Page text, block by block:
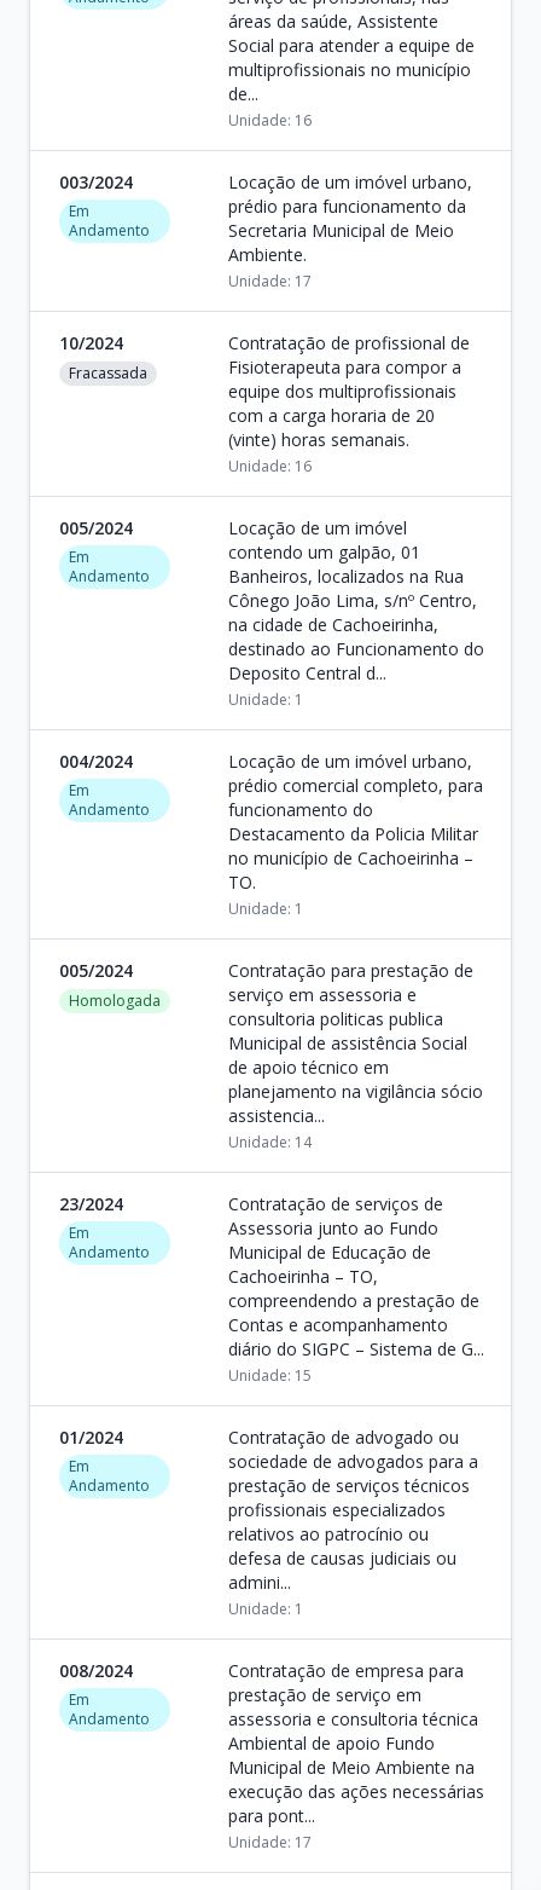
áreas da saúde, Assistente
Social para atender a equipe de
multiprofissionais no município
de...
Unidade: 16
003/2024
Em
Andamento
Locação de um imóvel urbano,
prédio para funcionamento da
Secretaria Municipal de Meio
Ambiente.
Unidade: 17
10/2024
Fracassada
Contratação de profissional de
Fisioterapeuta para compor a
equipe dos multiprofissionais
com a carga horaria de 20
(vinte) horas semanais.
Unidade: 16
005/2024
Em
Andamento
Locação de um imóvel
contendo um galpão, 01
Banheiros, localizados na Rua
Cônego João Lima, s/nº Centro,
na cidade de Cachoeirinha,
destinado ao Funcionamento do
Deposito Central d...
Unidade: 1
004/2024
Em
Andamento
Locação de um imóvel urbano,
prédio comercial completo, para
funcionamento do
Destacamento da Policia Militar
no município de Cachoeirinha –
TO.
Unidade: 1
005/2024
Homologada
Contratação para prestação de
serviço em assessoria e
consultoria politicas publica
Municipal de assistência Social
de apoio técnico em
planejamento na vigilância sócio
assistencia...
Unidade: 14
23/2024
Em
Andamento
Contratação de serviços de
Assessoria junto ao Fundo
Municipal de Educação de
Cachoeirinha – TO,
compreendendo a prestação de
Contas e acompanhamento
diário do SIGPC – Sistema de G...
Unidade: 15
01/2024
Em
Andamento
Contratação de advogado ou
sociedade de advogados para a
prestação de serviços técnicos
profissionais especializados
relativos ao patrocínio ou
defesa de causas judiciais ou
admini...
Unidade: 1
008/2024
Em
Andamento
Contratação de empresa para
prestação de serviço em
assessoria e consultoria técnica
Ambiental de apoio Fundo
Municipal de Meio Ambiente na
execução das ações necessárias
para pont...
Unidade: 17